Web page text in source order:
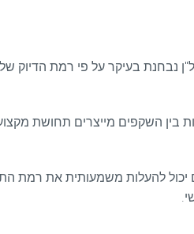
נבחנת בעיקר על פי רמת
בין השקפים מייצרים תחושת
יכול להעלות משמעותית את רמת